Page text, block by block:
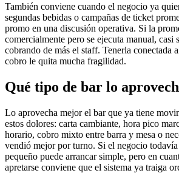
También conviene cuando el negocio ya
segundas bebidas o campañas de ticket
promo en una discusión operativa. Si la
comercialmente pero se ejecuta manual, casi
cobrando de más el staff. Tenerla conectada
cobro le quita mucha fragilidad.
Qué tipo de bar lo
Lo aprovecha mejor el bar que ya tiene
estos dolores: carta cambiante, hora pico
horario, cobro mixto entre barra y mesa o
vendió mejor por turno. Si el negocio
pequeño puede arrancar simple, pero en
apretarse conviene que el sistema ya traiga